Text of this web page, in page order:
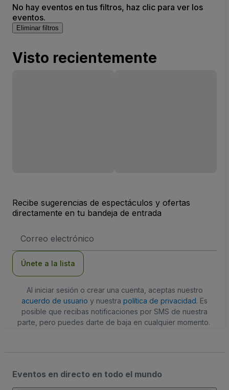
No hay eventos en tus filtros, haz clic para ver los
eventos.
Eliminar filtros
Visto recientemente
Recibe sugerencias de espectáculos y ofertas
directamente en tu bandeja de entrada
de
Únete a la lista
Al iniciar sesión o crear una cuenta, aceptas nuestro
acuerdo de usuario y nuestra política de privacidad. Es
posible que recibas notificaciones por SMS de nuestra
parte, pero puedes darte de baja en cualquier momento.
Eventos en directo en todo el mundo